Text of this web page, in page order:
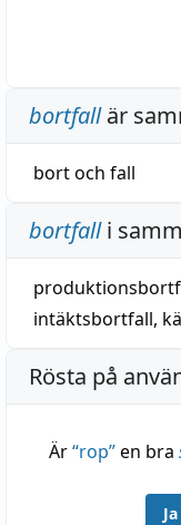
bortfallär
bortoch fall
bortfalli
intäktsbortfall,
Rösta på
Är“rop”en bra
Ja